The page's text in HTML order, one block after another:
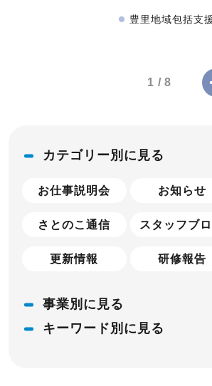
カテゴリー別に見る
お仕事説明会 お知らせ
さとのこ通信 スタッフブ
更新情報 研修報告
事業別に見る
キーワード別に見る
豊里地域包括支
1 / 8